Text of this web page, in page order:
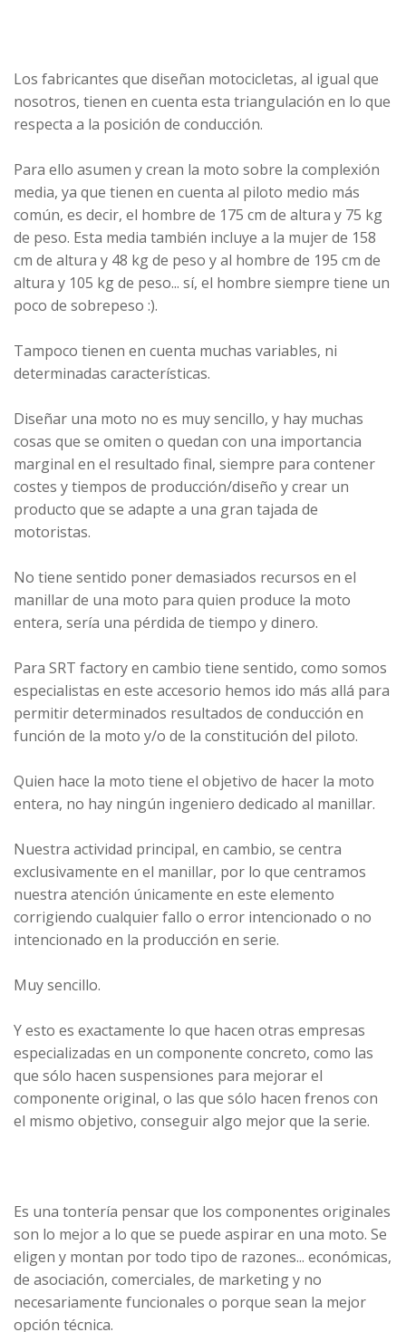
Los fabricantes que diseñan motocicletas, al igual que
nosotros, tienen en cuenta esta triangulación en lo que
respecta a la posición de conducción.
Para ello asumen y crean la moto sobre la complexión
media, ya que tienen en cuenta al piloto medio más
común, es decir, el hombre de 175 cm de altura y 75 kg
de peso. Esta media también incluye a la mujer de 158
cm de altura y 48 kg de peso y al hombre de 195 cm de
altura y 105 kg de peso... sí, el hombre siempre tiene un
poco de sobrepeso :).
Tampoco tienen en cuenta muchas variables, ni
determinadas características.
Diseñar una moto no es muy sencillo, y hay muchas
cosas que se omiten o quedan con una importancia
marginal en el resultado final, siempre para contener
costes y tiempos de producción/diseño y crear un
producto que se adapte a una gran tajada de
motoristas.
No tiene sentido poner demasiados recursos en el
manillar de una moto para quien produce la moto
entera, sería una pérdida de tiempo y dinero.
Para SRT factory en cambio tiene sentido, como somos
especialistas en este accesorio hemos ido más allá para
permitir determinados resultados de conducción en
función de la moto y/o de la constitución del piloto.
Quien hace la moto tiene el objetivo de hacer la moto
entera, no hay ningún ingeniero dedicado al manillar.
Nuestra actividad principal, en cambio, se centra
exclusivamente en el manillar, por lo que centramos
nuestra atención únicamente en este elemento
corrigiendo cualquier fallo o error intencionado o no
intencionado en la producción en serie.
Muy sencillo.
Y esto es exactamente lo que hacen otras empresas
especializadas en un componente concreto, como las
que sólo hacen suspensiones para mejorar el
componente original, o las que sólo hacen frenos con
el mismo objetivo, conseguir algo mejor que la serie.
Es una tontería pensar que los componentes originales
son lo mejor a lo que se puede aspirar en una moto. Se
eligen y montan por todo tipo de razones... económicas,
de asociación, comerciales, de marketing y no
necesariamente funcionales o porque sean la mejor
opción técnica.